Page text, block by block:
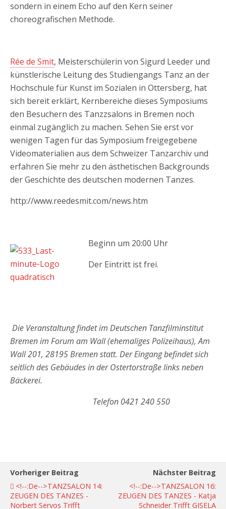
sondern in einem Echo auf den Kern seiner
choreografischen Methode.
Rée de Smit, Meisterschülerin von Sigurd Leeder und
künstlerische Leitung des Studiengangs Tanz an der
Hochschule für Kunst im Sozialen in Ottersberg, hat
sich bereit erklärt, Kernbereiche dieses Symposiums
den Besuchern des Tanzzsalons in Bremen noch
einmal zugänglich zu machen. Sehen Sie erst vor
wenigen Tagen für das Symposium freigegebene
Videomaterialien aus dem Schweizer Tanzarchiv und
erfahren Sie mehr zu den ästhetischen Backgrounds
der Geschichte des deutschen modernen Tanzes.
http://www.reedesmit.com/news.htm
Beginn um 20:00 Uhr
Der Eintritt ist frei.
Die Veranstaltung findet im Deutschen Tanzfilminstitut
Bremen im Forum am Wall(ehemaliges Polizeihaus), Am
Wall 201, 28195 Bremen statt. Der Eingang befindet sich
seitlich des Gebäudes in der Ostertorstraße links neben
Bäckerei.
Telefon 0421 240 550
Vorheriger Beitrag
<!--:de-->TANZSALON 14:
ZEUGEN DES TANZES -
Norbert Servos Trifft
Nächster Beitrag
<!--:de-->TANZSALON 16:
ZEUGEN DES TANZES - Katja
Schneider Trifft GISELA